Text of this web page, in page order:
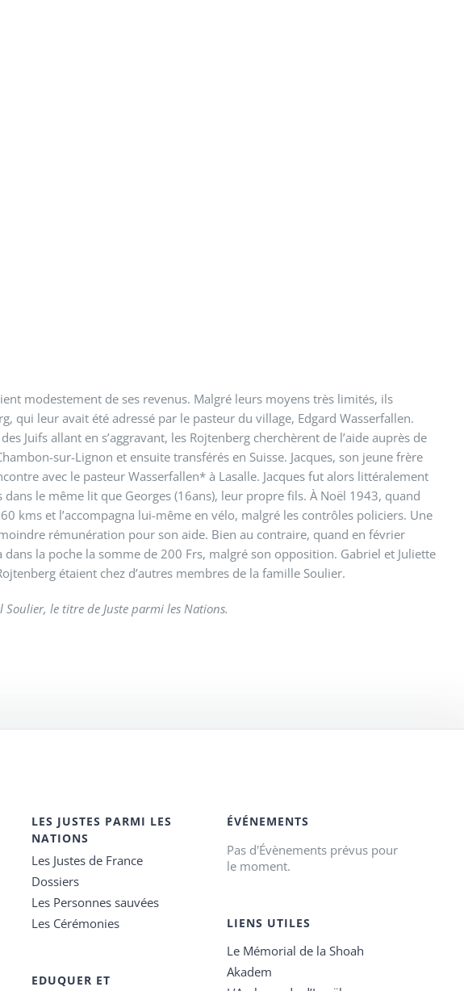
modestement de ses revenus. Malgré leurs moyens très limités, ils
qui leur avait été adressé par le pasteur du village, Edgard Wasserfallen.
Juifs allant en s’aggravant, les Rojtenberg cherchèrent de l’aide auprès de
sur-Lignon et ensuite transférés en Suisse. Jacques, son jeune frère
avec le pasteur Wasserfallen* à Lasalle. Jacques fut alors littéralement
le même lit que Georges (16ans), leur propre fils. À Noël 1943, quand
kms et l’accompagna lui-même en vélo, malgré les contrôles policiers. Une
rémunération pour son aide. Bien au contraire, quand en février
la poche la somme de 200 Frs, malgré son opposition. Gabriel et Juliette
étaient chez d’autres membres de la famille Soulier.
le titre de Juste parmi les Nations.
LES JUSTES PARMI LES
NATIONS
Les Justes de France
Dossiers
Les Personnes sauvées
Les Cérémonies
EDUQUER ET
ÉVÉNEMENTS
Pas d'Évènements prévus pour
le moment.
LIENS UTILES
Le Mémorial de la Shoah
Akadem